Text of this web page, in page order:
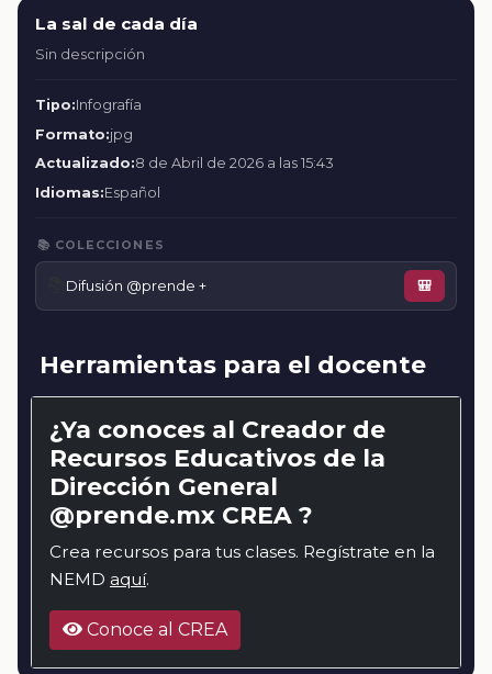
La sal de cada día
Sin descripción
Tipo:Infografía
Formato:jpg
Actualizado:8 de Abril de 2026 a las 15:43
Idiomas:Español
📚 COLECCIONES
Difusión @prende + 🎒
Herramientas para el docente
¿Ya conoces al Creador de
Recursos Educativos de la
Dirección General
@prende.mx CREA ?
Crea recursos para tus clases. Regístrate en la
NEMD aquí.
Conoce al CREA